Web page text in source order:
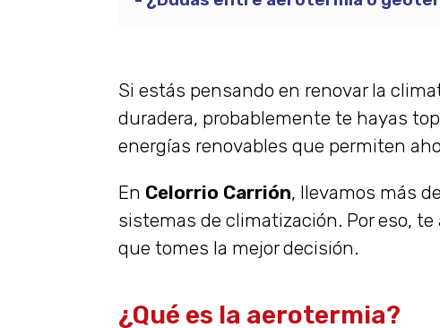
Si estás pensando en renovar la
duradera, probablemente te hayas
energías renovables que permiten
En Celorrio Carrión, llevamos más
sistemas de climatización. Por eso,
que tomes la mejor decisión.
¿Qué es la aerotermia?